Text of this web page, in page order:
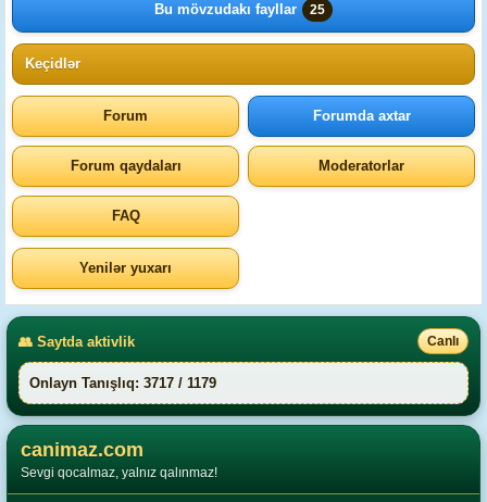
Bu mövzudakı fayllar 25
Keçidlər
Forum Forumda axtar
Forum qaydaları Moderatorlar
FAQ
Yenilər yuxarı
👥 Saytda aktivlik Canlı
Onlayn Tanışlıq: 3717 / 1179
canimaz.com
Sevgi qocalmaz, yalnız qalınmaz!